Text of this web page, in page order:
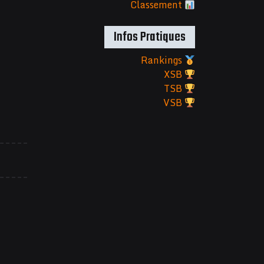
Classement
Infos Pratiques
Rankings
XSB
TSB
VSB